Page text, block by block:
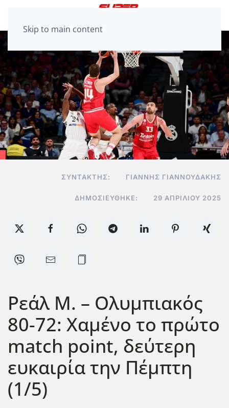
Skip to main content
ΣΥΝΤΆΚΤΗΣ: ΓΙΆΝΝΗΣ ΓΙΑΝΝΟΥΔΆΚΗΣ
ΔΗΜΟΣΙΕΎΘΗΚΕ: 29 ΑΠΡΙΛΊΟΥ 2025
Ρεάλ Μ. – Ολυμπιακός
80-72: Χαμένο το πρώτο
match point, δεύτερη
ευκαιρία την Πέμπτη
(1/5)